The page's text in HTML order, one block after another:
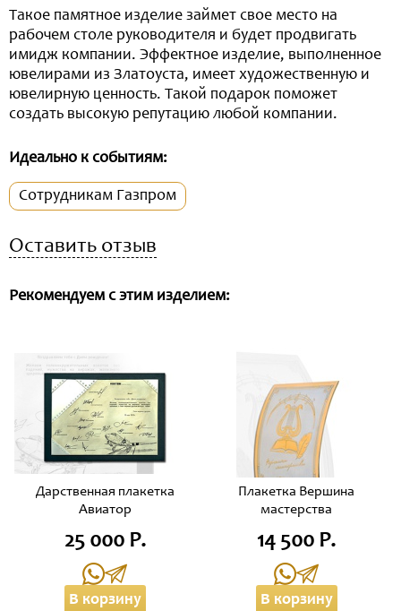
Такое памятное изделие займет свое место на
рабочем столе руководителя и будет продвигать
имидж компании. Эффектное изделие, выполненное
ювелирами из Златоуста, имеет художественную и
ювелирную ценность. Такой подарок поможет
создать высокую репутацию любой компании.
Идеально к событиям:
Сотрудникам Газпром
Оставить отзыв
Рекомендуем с этим изделием:
Дарственная плакетка
Авиатор
25 000 Р.
В корзину
Плакетка Вершина
мастерства
14 500 Р.
В корзину